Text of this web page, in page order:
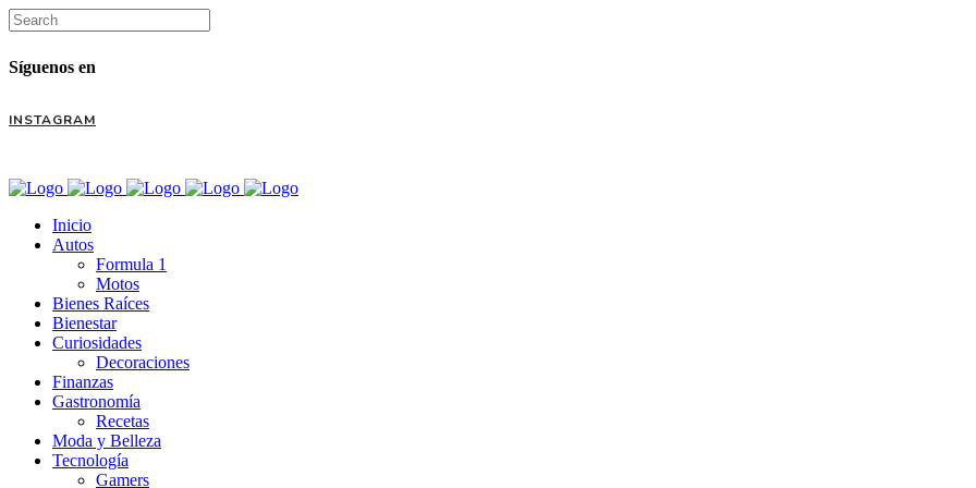
Síguenos en
INSTAGRAM
Inicio
Autos
Formula 1
Motos
Bienes Raíces
Bienestar
Curiosidades
Decoraciones
Finanzas
Gastronomía
Recetas
Moda y Belleza
Tecnología
Gamers